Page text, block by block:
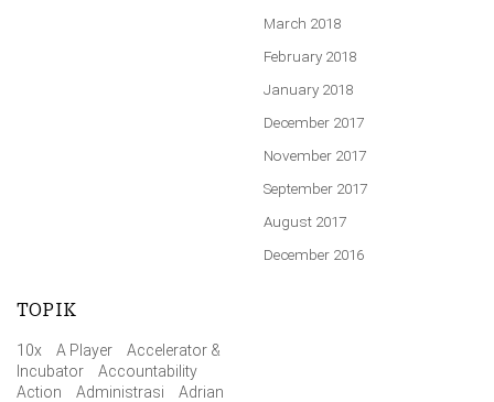
March 2018
February 2018
January 2018
December 2017
November 2017
September 2017
August 2017
December 2016
TOPIK
10x A Player
Accelerator &
Incubator
Accountability
Action
Administrasi
Adrian